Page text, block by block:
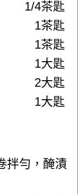
1/4茶匙
1茶匙
1茶匙
1大匙
2大匙
1大匙
拌勻，醃漬